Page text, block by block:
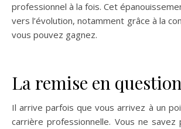
professionnel à la fois. Cet
vers l’évolution, notamment grâce à la
vous pouvez gagnez.
La remise en
Il arrive parfois que vous arrivez à un
carrière professionnelle. Vous ne